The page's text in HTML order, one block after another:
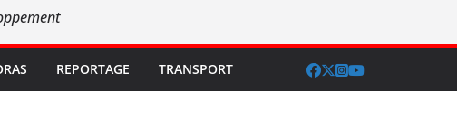
REPORTAGE TRANSPORT